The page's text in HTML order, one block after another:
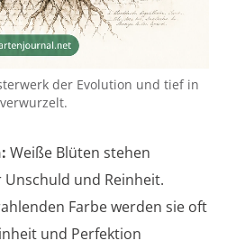
der Evolution und tief in
Weiße Blüten stehen
und Reinheit.
Farbe werden sie oft
und Perfektion